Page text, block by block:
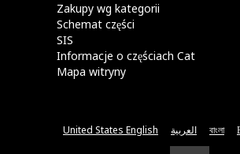
Zakupy wg kategorii
Schemat części
SIS
Informacje o częściach Cat
Mapa witryny
United States English العربية বাংলা